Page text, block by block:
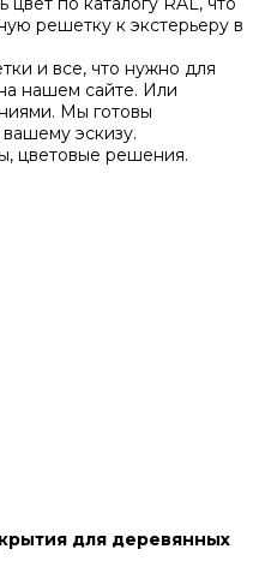
решетку к экстерьеру в
и все, что нужно для
нашем сайте. Или
Мы готовы
эскизу.
цветовые решения.
для деревянных